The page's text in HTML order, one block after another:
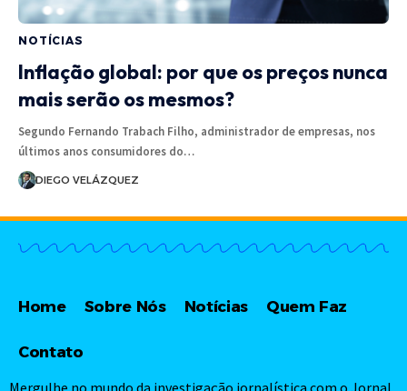
NOTÍCIAS
Inflação global: por que os preços nunca
mais serão os mesmos?
Segundo Fernando Trabach Filho, administrador de empresas, nos
últimos anos consumidores do…
DIEGO VELÁZQUEZ
Home Sobre Nós Notícias Quem Faz
Contato
Mergulhe no mundo da investigação jornalística com o Jornal